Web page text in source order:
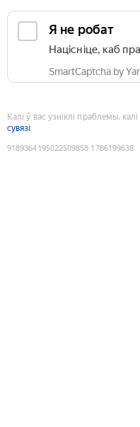
Я не робат
Націсніце, каб
SmartCaptcha by
Калі ў вас узніклі праблемы,
сувязі
9189364195022509858:1786199638